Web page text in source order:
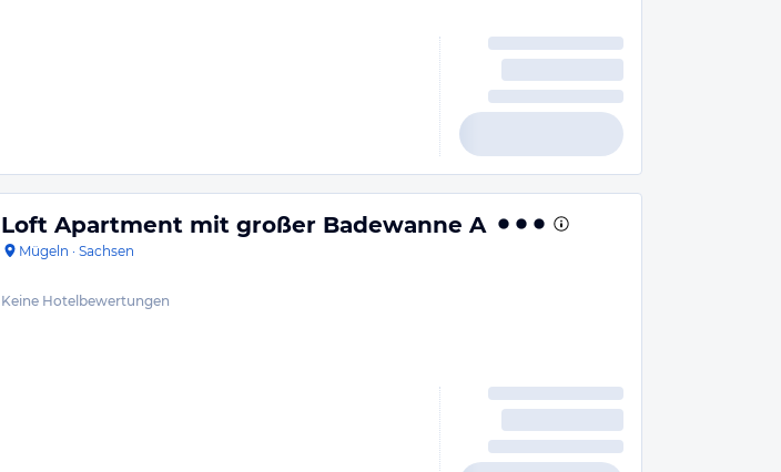
Loft Apartment mit großer Badewanne A
Mügeln · Sachsen
Keine Hotelbewertungen